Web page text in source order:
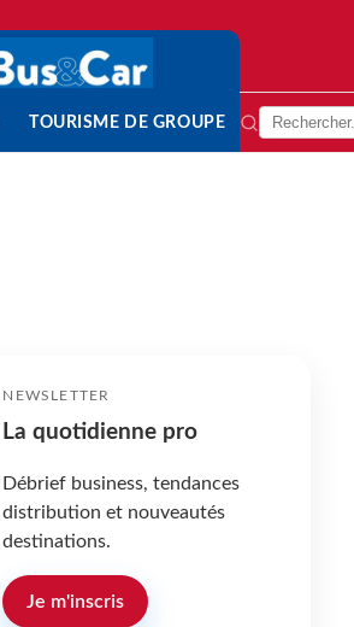
TOURISME DE GROUPE
NEWSLETTER
La quotidienne pro
Débrief business, tendances
distribution et nouveautés
destinations.
Je m'inscris